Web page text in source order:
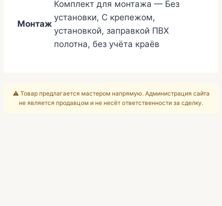
Монтаж
Комплект для монтажа — Без
установки, С крепежом,
установкой, заправкой ПВХ
полотна, без учёта краёв
⚠️ Товар предлагается мастером напрямую. Администрация сайта
не является продавцом и не несёт ответственности за сделку.